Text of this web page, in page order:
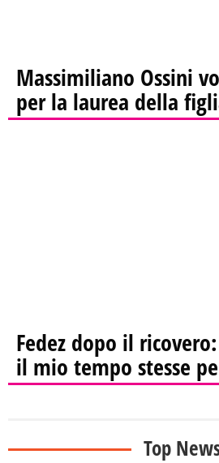
Massimiliano Ossini
per la laurea della
Fedez dopo il
il mio tempo stesse
Top